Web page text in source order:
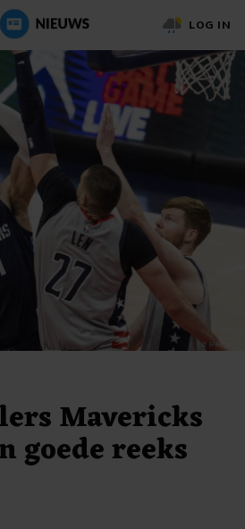
LOG IN
Mavericks
goede reeks